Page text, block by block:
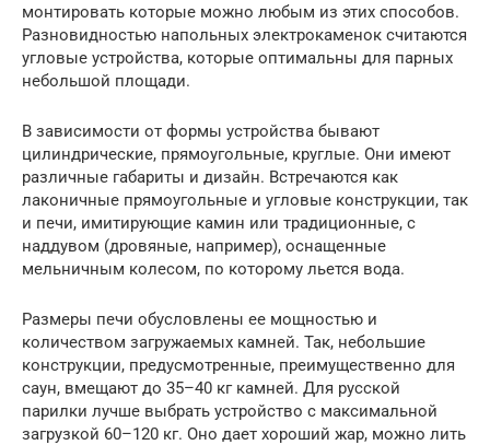
монтировать которые можно любым из этих способов.
Разновидностью напольных электрокаменок считаются
угловые устройства, которые оптимальны для парных
небольшой площади.
В зависимости от формы устройства бывают
цилиндрические, прямоугольные, круглые. Они имеют
различные габариты и дизайн. Встречаются как
лаконичные прямоугольные и угловые конструкции, так
и печи, имитирующие камин или традиционные, с
наддувом (дровяные, например), оснащенные
мельничным колесом, по которому льется вода.
Размеры печи обусловлены ее мощностью и
количеством загружаемых камней. Так, небольшие
конструкции, предусмотренные, преимущественно для
саун, вмещают до 35–40 кг камней. Для русской
парилки лучше выбрать устройство с максимальной
загрузкой 60–120 кг. Оно дает хороший жар, можно лить